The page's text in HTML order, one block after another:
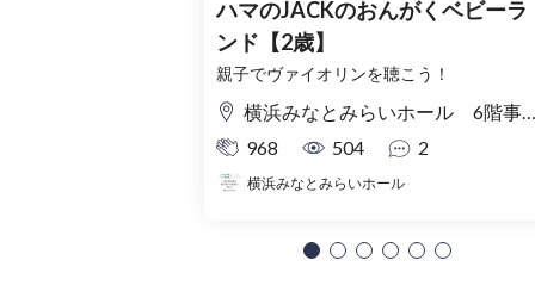
ハマのJACKのおんがくベビーラ
ンド【2歳】
親子でヴァイオリンを聴こう！
横浜みなとみらいホール 6階事務室
968
504 2
横浜みなとみらいホール